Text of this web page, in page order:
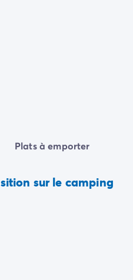
Plats à emporter
sur le camping